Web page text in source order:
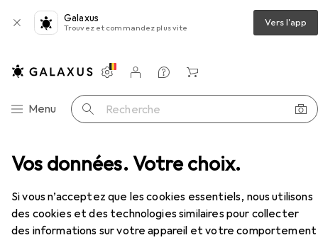
Vos données. Votre choix.
Si vous n’acceptez que les cookies essentiels, nous utilisons
des cookies et des technologies similaires pour collecter
des informations sur votre appareil et votre comportement
Galaxus
Trouvez et commandez plus vite Vers l'app
Navigation par catégorie
Menu Recherche
Paramètres
Compte client
Listes de comparaison
Listes d'envies
Panier
galaxus.be – plus qu'une boutique en ligne
Nouveautés + tendances